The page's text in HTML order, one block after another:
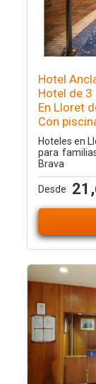
Hotel
Hotel de
En Lloret
Con
Hoteles en
para
Brava
Desde